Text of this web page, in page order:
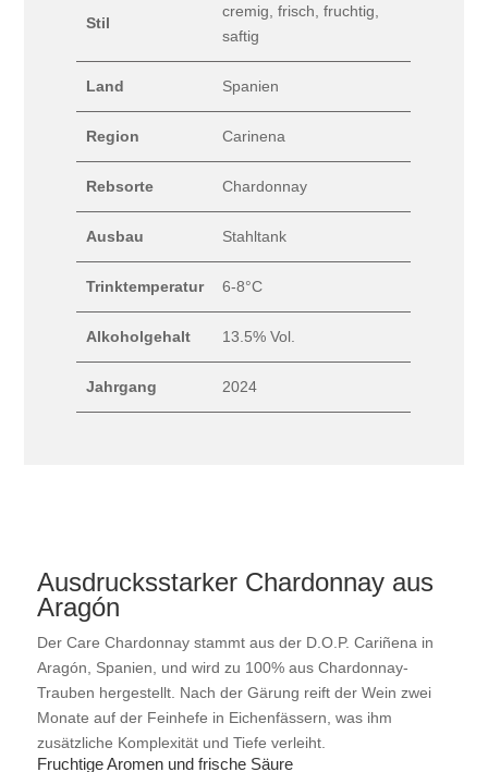
Stil
cremig, frisch, fruchtig,
saftig
Land Spanien
Region Carinena
Rebsorte Chardonnay
Ausbau Stahltank
Trinktemperatur 6-8°C
Alkoholgehalt 13.5% Vol.
Jahrgang 2024
Ausdrucksstarker Chardonnay aus
Aragón
Der Care Chardonnay stammt aus der D.O.P. Cariñena in
Aragón, Spanien, und wird zu 100% aus Chardonnay-
Trauben hergestellt. Nach der Gärung reift der Wein zwei
Monate auf der Feinhefe in Eichenfässern, was ihm
zusätzliche Komplexität und Tiefe verleiht.
Fruchtige Aromen und frische Säure